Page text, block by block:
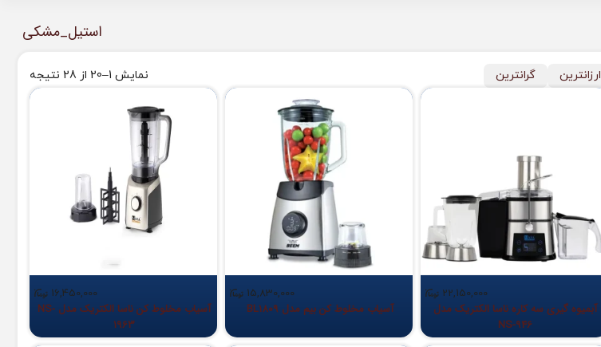
استیل_مشکی
نمایش 1–20 از 28 نتیجه ارزانترین گرانترین
22,150,000
آبمیوه گیری سه کاره ناسا الکتریک مدل
NS-946
15,830,000
آسیاب مخلوط کن بیم مدل BL1809
16,450,000
آسیاب مخلوط‌ کن ناسا الکتریک مدل NS-
1963